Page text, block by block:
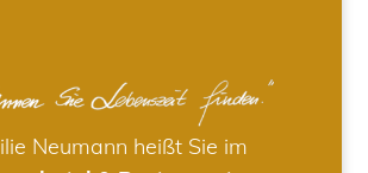
Neumann heißt Sie im